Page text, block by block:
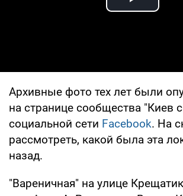
Play
Архивные фото тех лет были
на странице сообщества "Киев
социальной сети Facebook. На
рассмотреть, какой была эта
назад.
"Вареничная" на улице